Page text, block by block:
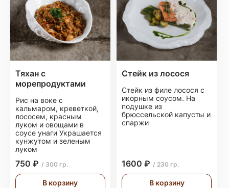
Тяхан с
морепродуктами
Рис на воке с
кальмаром, креветкой,
лососем, красным
луком и овощами в
соусе унаги Украшается
кунжутом и зеленым
луком
750 ₽ / 300 гр.
В корзину
Стейк из лосося
Стейк из филе лосося с
икорным соусом. На
подушке из
брюссельской капусты и
спаржи
1600 ₽ / 230 гр.
В корзину